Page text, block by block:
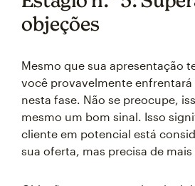
objeções
Mesmo que sua apresentação
você provavelmente enfrentará
nesta fase. Não se preocupe,
mesmo um bom sinal. Isso
cliente em potencial está
sua oferta, mas precisa de